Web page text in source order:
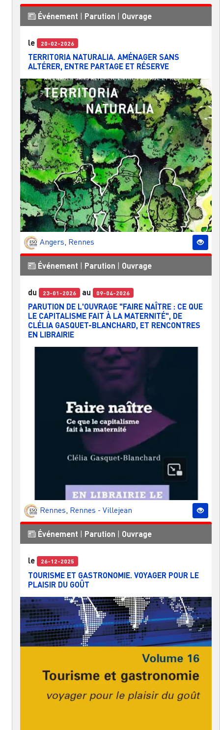
Événement | Parution | Ouvrage
le 20-02-2026
TERRITORIA NATURALIA. AMÉNAGER SANS
ALTÉRER, ENTRE PARTAGE ET RÉSERVE
Angers, Rennes
Événement Parution Ouvrage
du 23-01-2026 au 09-04-2026
PARUTION DE L'OUVRAGE "FAIRE NAÎTRE : CE QUE
LE CAPITALISME FAIT À LA MATERNITÉ", DE
CLÉLIA GASQUET-BLANCHARD, ET RENCONTRES
EN LIBRAIRIE
Rennes, Rennes - Villejean
Événement Parution Ouvrage
le 26-12-2025
TOURISME ET GASTRONOMIE. VOYAGER POUR LE
PLAISIR DU GOÛT